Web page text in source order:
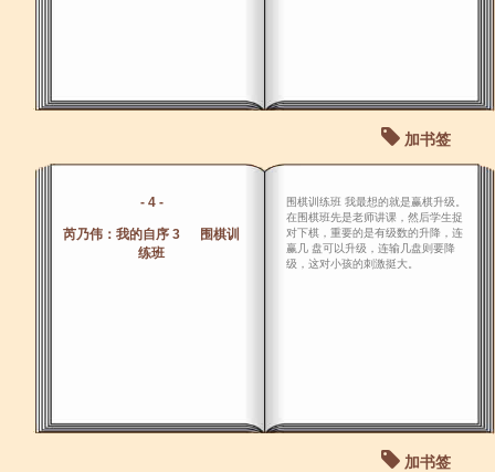
加书签
- 4 -
芮乃伟：我的自序 3 围棋训
练班
围棋训练班 我最想的就是赢棋升级。
在围棋班先是老师讲课，然后学生捉
对下棋，重要的是有级数的升降，连
赢几 盘可以升级，连输几盘则要降
级，这对小孩的刺激挺大。
加书签